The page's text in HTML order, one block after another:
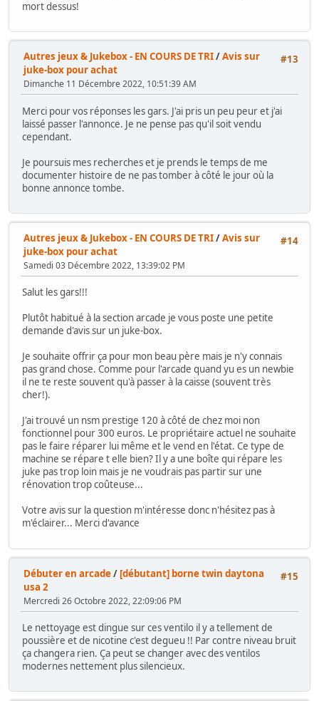
mort dessus!
#13
Autres jeux & Jukebox - EN COURS DE TRI/Avis sur
juke-box pour achat
Dimanche 11 Décembre 2022, 10:51:39 AM
Merci pour vos réponses les gars. J'ai pris un peu peur et j'ai
laissé passer l'annonce. Je ne pense pas qu'il soit vendu
cependant.
Je poursuis mes recherches et je prends le temps de me
documenter histoire de ne pas tomber à côté le jour où la
bonne annonce tombe.
#14
Autres jeux & Jukebox - EN COURS DE TRI/Avis sur
juke-box pour achat
Samedi 03 Décembre 2022, 13:39:02 PM
Salut les gars!!!
Plutôt habitué à la section arcade je vous poste une petite
demande d'avis sur un juke-box.
Je souhaite offrir ça pour mon beau père mais je n'y connais
pas grand chose. Comme pour l'arcade quand yu es un newbie
il ne te reste souvent qu'à passer à la caisse (souvent très
cher!).
J'ai trouvé un nsm prestige 120 à côté de chez moi non
fonctionnel pour 300 euros. Le propriétaire actuel ne souhaite
pas le faire réparer lui même et le vend en l'état. Ce type de
machine se répare t elle bien? Il y a une boîte qui répare les
juke pas trop loin mais je ne voudrais pas partir sur une
rénovation trop coûteuse...
Votre avis sur la question m'intéresse donc n'hésitez pas à
m'éclairer... Merci d'avance
#15
Débuter en arcade/ [débutant] borne twin daytona
usa 2
Mercredi 26 Octobre 2022, 22:09:06 PM
Le nettoyage est dingue sur ces ventilo il y a tellement de
poussière et de nicotine c'est degueu !! Par contre niveau bruit
ça changera rien. Ça peut se changer avec des ventilos
modernes nettement plus silencieux.